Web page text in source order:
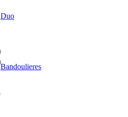
Duo
Bandoulieres